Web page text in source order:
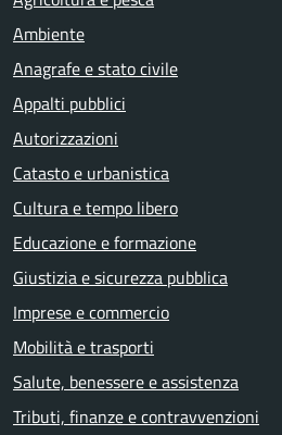
Ambiente
Anagrafe e stato civile
Appalti pubblici
Autorizzazioni
Catasto e urbanistica
Cultura e tempo libero
Educazione e formazione
Giustizia e sicurezza pubblica
Imprese e commercio
Mobilità e trasporti
Salute, benessere e assistenza
Tributi, finanze e contravvenzioni